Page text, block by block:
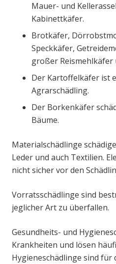
Mauer- und
Kabinettkäfer.
Brotkäfer,
Speckkäfer,
großer Reismehlkäfer
Der Kartoffelkäfer ist
Agrarschädling.
Der Borkenkäfer
Bäume.
Materialschädlinge
Leder und auch Textilien.
nicht sicher vor den
Vorratsschädlinge sind
jeglicher Art zu überfallen.
Gesundheits- und
Krankheiten und lösen
Hygieneschädlinge sind für